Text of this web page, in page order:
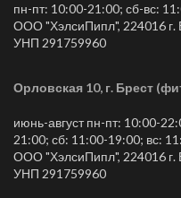
пн-пт: 10:00-21:00; сб-вс:
ООО "ХэлсиПипл", 224016 г.
УНП 291759960
Орловская 10, г. Брест
июнь-август пн-пт: 10:00-
21:00; сб: 11:00-19:00; вс:
ООО "ХэлсиПипл", 224016 г.
УНП 291759960